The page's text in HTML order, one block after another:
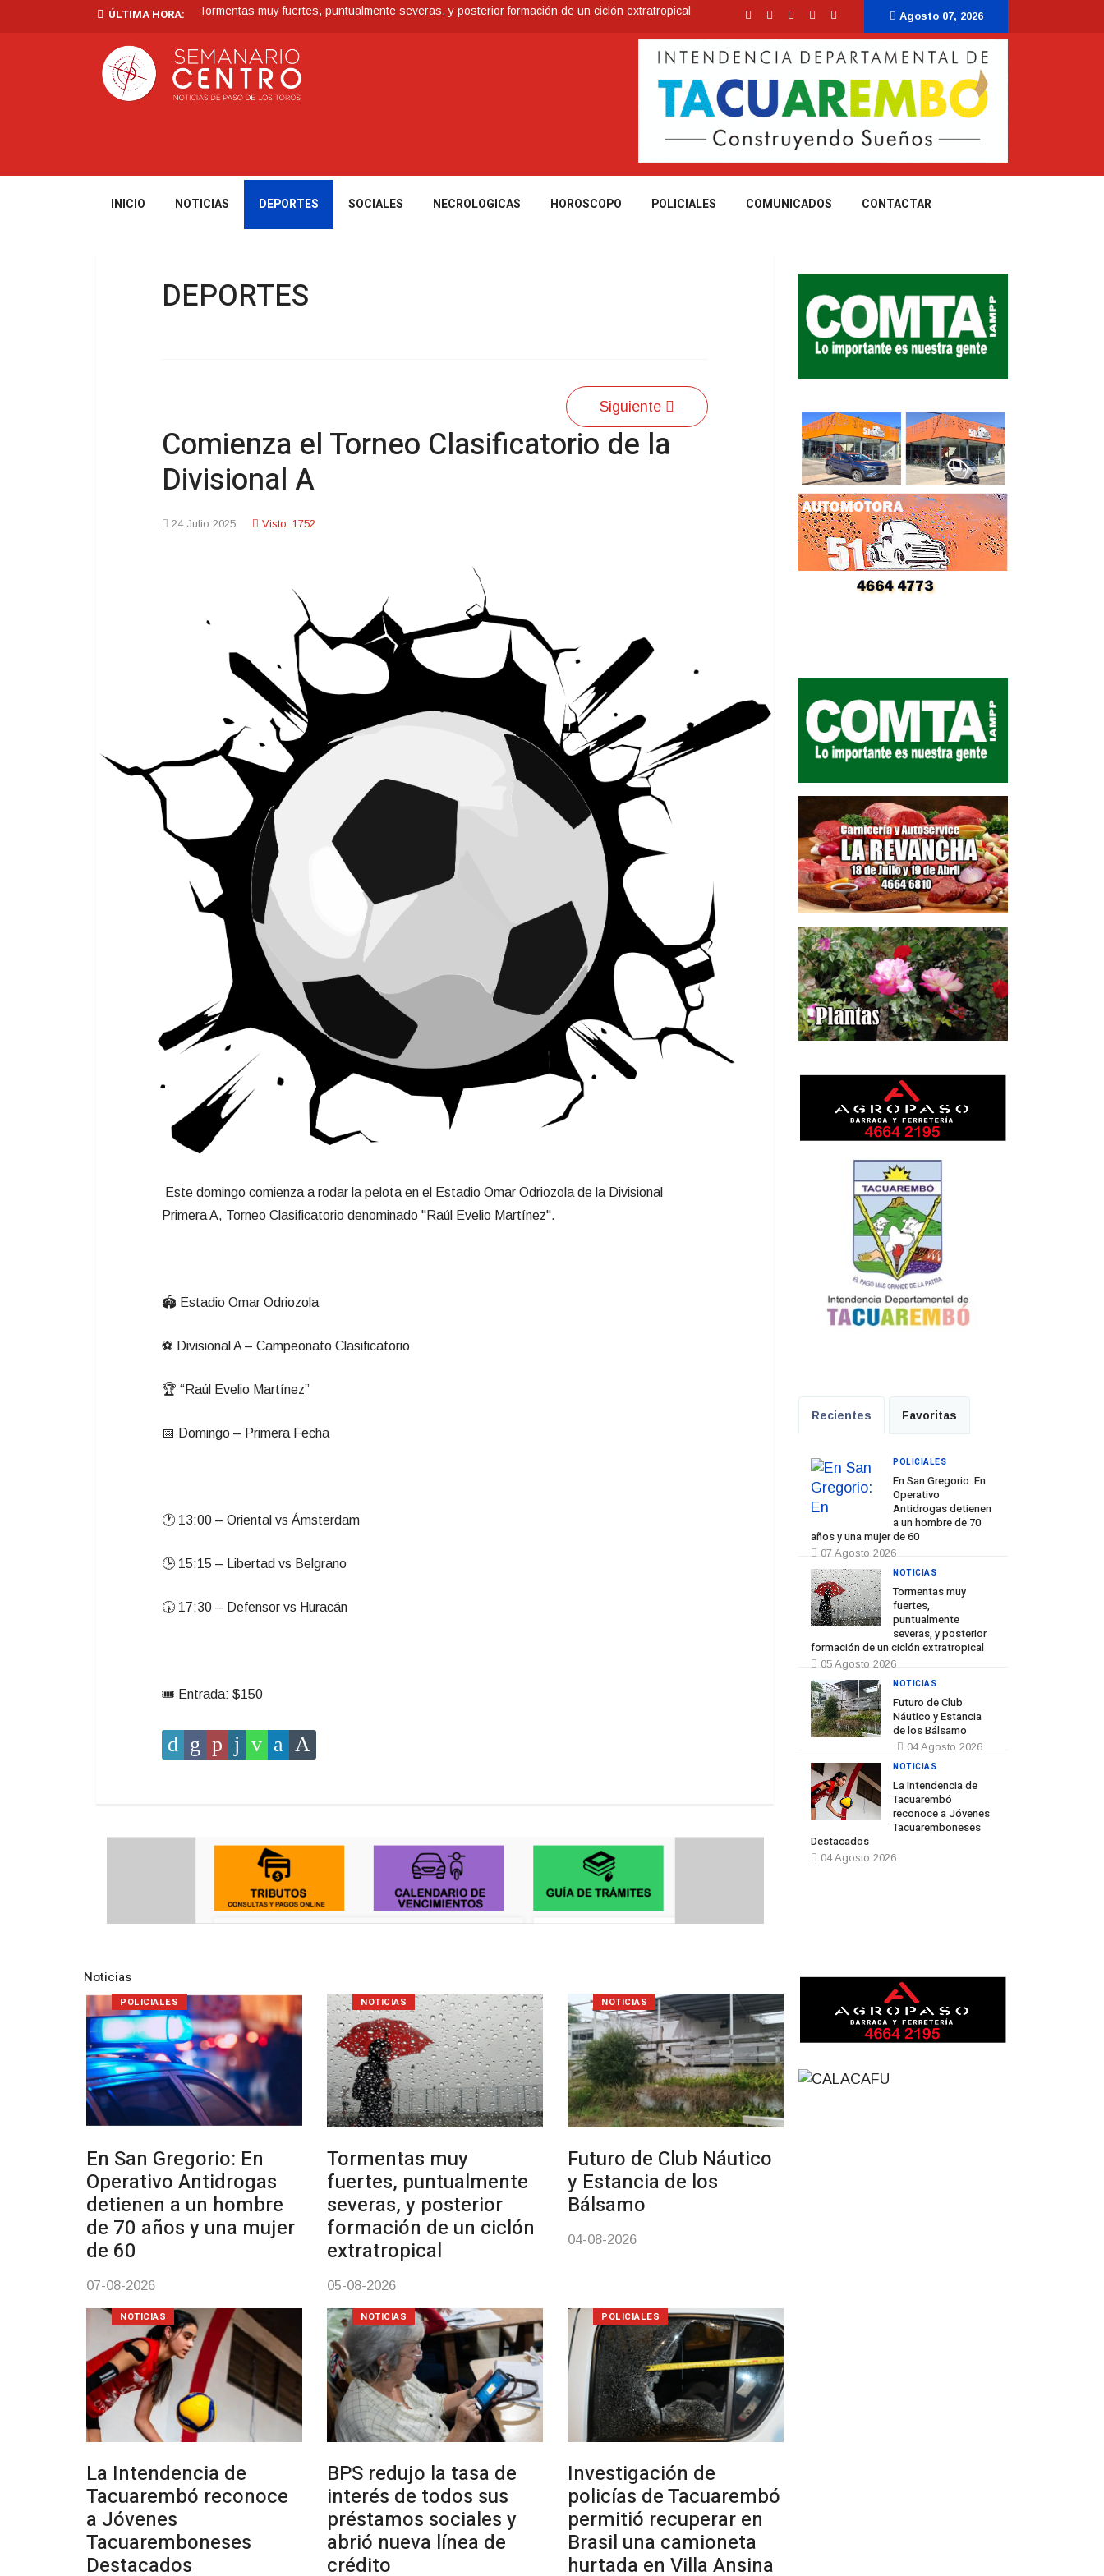
ÚLTIMA HORA:
Tormentas muy fuertes, puntualmente severas, y posterior formación de un ciclón extratropical
La Intendencia de Tacuarembó reconoce a Jóvenes Tacuaremboneses Destacados
BPS redujo la tasa de interés de todos sus préstamos sociales y abrió nueva línea de crédito
En San Gregorio: En Operativo Antidrogas detienen a un hombre de 70 años y una mujer de 60
Agosto 07, 2026
INICIO NOTICIAS DEPORTES SOCIALES NECROLOGICAS HOROSCOPO POLICIALES COMUNICADOS CONTACTAR
DEPORTES
Siguiente
Comienza el Torneo Clasificatorio de la
Divisional A
24 Julio 2025 Visto: 1752
Este domingo comienza a rodar la pelota en el Estadio Omar Odriozola de la Divisional
Primera A, Torneo Clasificatorio denominado "Raúl Evelio Martínez".
🏟 Estadio Omar Odriozola
⚽ Divisional A – Campeonato Clasificatorio
🏆 “Raúl Evelio Martínez”
📅 Domingo – Primera Fecha
🕐 13:00 – Oriental vs Ámsterdam
🕒 15:15 – Libertad vs Belgrano
🕠 17:30 – Defensor vs Huracán
🎟 Entrada: $150
Noticias Next
Recientes Favoritas
En San Gregorio: En
Operativo
Antidrogas detienen
a un hombre de 70
años y una mujer de 60
07 Agosto 2026
POLICIALES
Tormentas muy
fuertes,
puntualmente
severas, y posterior
formación de un ciclón extratropical
05 Agosto 2026
NOTICIAS
Futuro de Club
Náutico y Estancia
de los Bálsamo
04 Agosto 2026
NOTICIAS
La Intendencia de
Tacuarembó
reconoce a Jóvenes
Tacuaremboneses
Destacados
04 Agosto 2026
NOTICIAS